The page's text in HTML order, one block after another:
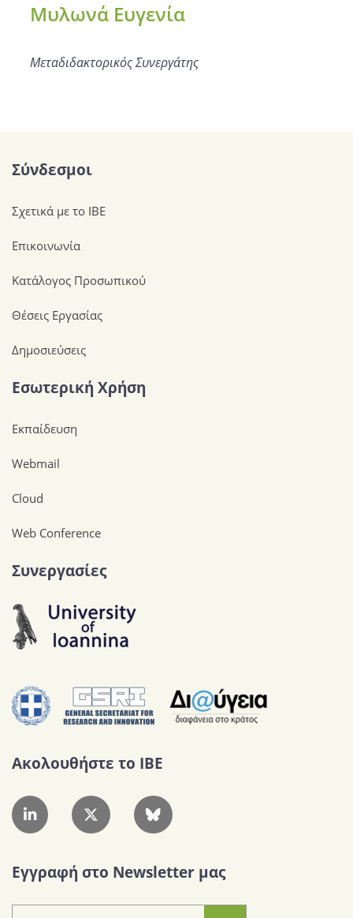
Μυλωνά Ευγενία
Μεταδιδακτορικός Συνεργάτης
Σύνδεσμοι
Σχετικά με το ΙΒΕ
Επικοινωνία
Κατάλογος Προσωπικού
Θέσεις Εργασίας
Δημοσιεύσεις
Εσωτερική Χρήση
Εκπαίδευση
Webmail
Cloud
Web Conference
Συνεργασίες
Ακολουθήστε το IBE
Εγγραφή στο Newsletter μας